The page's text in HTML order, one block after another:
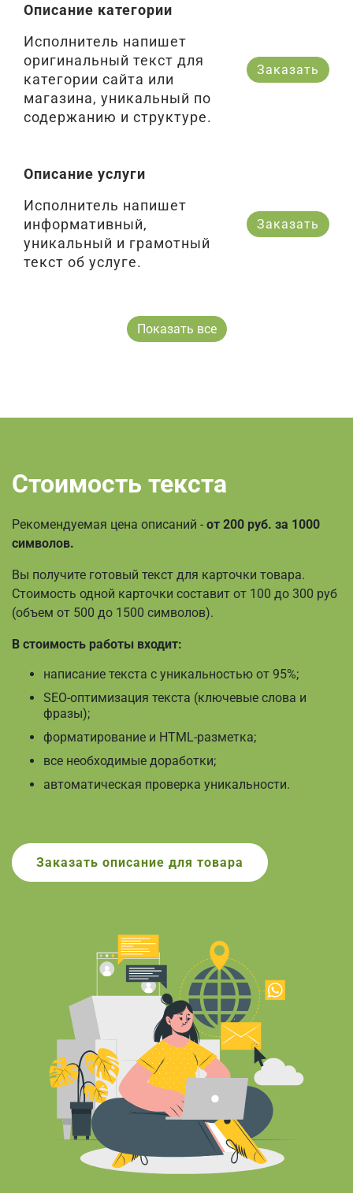
Описание категории
Исполнитель напишет
оригинальный текст для
категории сайта или
магазина, уникальный по
содержанию и структуре.
Заказать
Описание услуги
Исполнитель напишет
информативный,
уникальный и грамотный
текст об услуге.
Заказать
Показать все
Стоимость текста
Рекомендуемая цена описаний - от 200 руб. за 1000
символов.
Вы получите готовый текст для карточки товара.
Стоимость одной карточки составит от 100 до 300 руб
(объем от 500 до 1500 символов).
В стоимость работы входит:
написание текста с уникальностью от 95%;
SEO-оптимизация текста (ключевые слова и
фразы);
форматирование и HTML-разметка;
все необходимые доработки;
автоматическая проверка уникальности.
Заказать описание для товара